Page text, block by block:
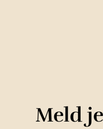
Meld